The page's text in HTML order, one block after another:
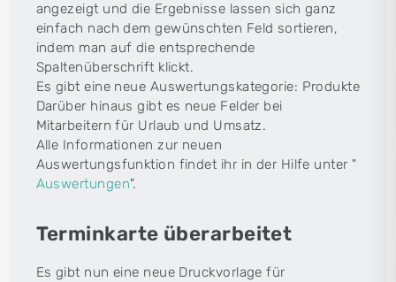
angezeigt und die Ergebnisse lassen sich ganz
einfach nach dem gewünschten Feld sortieren,
indem man auf die entsprechende
Spaltenüberschrift klickt.
Es gibt eine neue Auswertungskategorie: Produkte
Darüber hinaus gibt es neue Felder bei
Mitarbeitern für Urlaub und Umsatz.
Alle Informationen zur neuen
Auswertungsfunktion findet ihr in der Hilfe unter "
Auswertungen".
Terminkarte überarbeitet
Es gibt nun eine neue Druckvorlage für